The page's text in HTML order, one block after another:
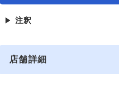
▶ 注釈
店舗詳細